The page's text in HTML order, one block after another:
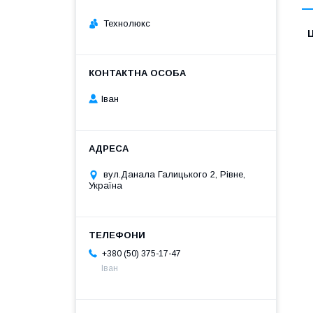
Технолюкс
Іван
вул.Данала Галицького 2, Рівне,
Україна
+380 (50) 375-17-47
Іван